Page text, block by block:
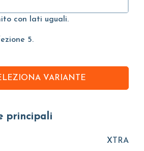
con lati uguali.
5.
VARIANTE
principali
XTRA